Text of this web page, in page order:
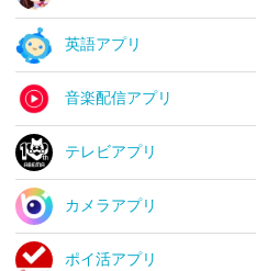
英語アプリ
音楽配信アプリ
テレビアプリ
カメラアプリ
ポイ活アプリ